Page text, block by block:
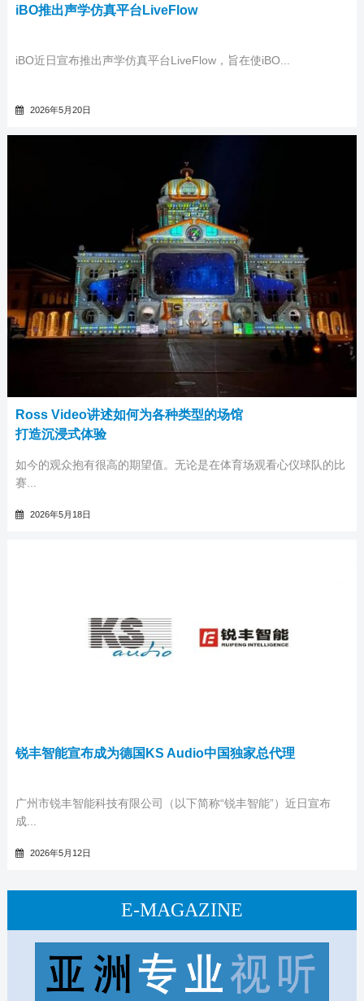
iBO推出声学仿真平台LiveFlow
iBO近日宣布推出声学仿真平台LiveFlow，旨在使iBO...
2026年5月20日
Ross Video讲述如何为各种类型的场馆
打造沉浸式体验
如今的观众抱有很高的期望值。无论是在体育场观看心仪球队的比
赛...
2026年5月18日
锐丰智能宣布成为德国KS Audio中国独家总代理
广州市锐丰智能科技有限公司（以下简称“锐丰智能”）近日宣布
成...
2026年5月12日
E-MAGAZINE